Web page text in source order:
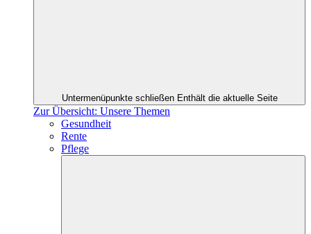
Untermenüpunkte schließen Enthält die aktuelle Seite
Zur Übersicht: Unsere Themen
Gesundheit
Rente
Pflege